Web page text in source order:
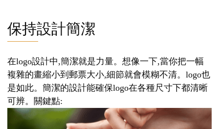
保持設計簡潔
在logo設計中,簡潔就是力量。想像一下,當你把一幅
複雜的畫縮小到郵票大小,細節就會模糊不清。logo也
是如此。簡潔的設計能確保logo在各種尺寸下都清晰
可辨。關鍵點: